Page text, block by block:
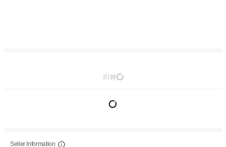
리뷰
Seller Information